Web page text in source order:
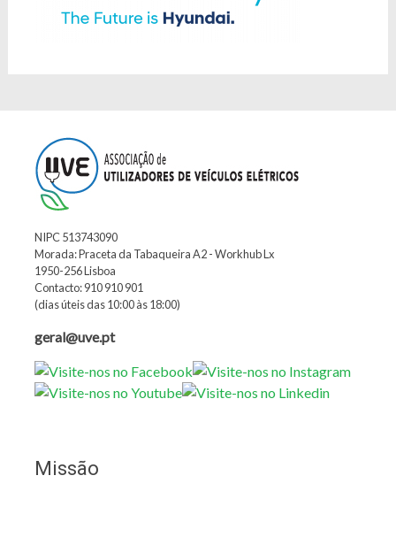
NIPC 513743090
Morada: Praceta da Tabaqueira A2 - Workhub Lx
1950-256 Lisboa
Contacto: 910 910 901
(dias úteis das 10:00 às 18:00)
geral@uve.pt
Missão